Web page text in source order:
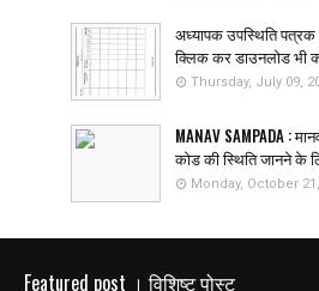
अध्यापक उपस्थिति पत्रक
क्लिक कर डाउनलोड भी
Thursday, July 09,
MANAV SAMPADA :
कोड की स्थिति जानने के
Monday, October
Featured post । विशिष्ट पोस्ट